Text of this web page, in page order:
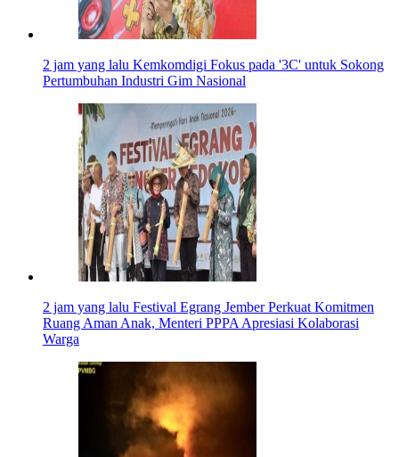
2 jam yang lalu Kemkomdigi Fokus pada '3C' untuk Sokong
Pertumbuhan Industri Gim Nasional
2 jam yang lalu Festival Egrang Jember Perkuat Komitmen
Ruang Aman Anak, Menteri PPPA Apresiasi Kolaborasi
Warga